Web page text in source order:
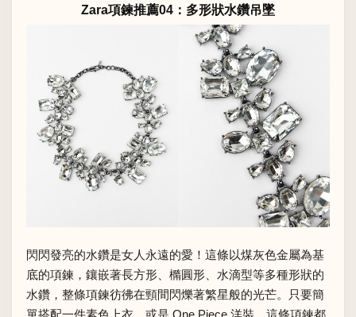
Zara項鍊推薦04：多形狀水鑽吊墜
閃閃發亮的水鑽是女人永遠的愛！這條以煤灰色金屬為基
底的項鍊，鑲嵌著長方形、橢圓形、水滴型等多種形狀的
水鑽，整條項鍊彷彿在頸間閃爍著繁星般的光芒。只要簡